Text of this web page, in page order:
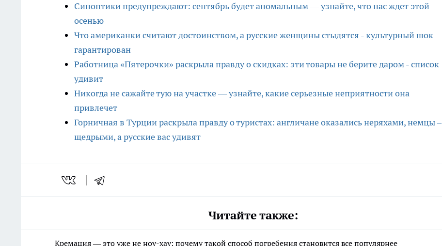
Синоптики предупреждают: сентябрь будет аномальным — узнайте, что нас ждет этой
осенью
Что американки считают достоинством, а русские женщины стыдятся - культурный шок
гарантирован
Работница «Пятерочки» раскрыла правду о скидках: эти товары не берите даром - список
удивит
Никогда не сажайте тую на участке — узнайте, какие серьезные неприятности она
привлечет
Горничная в Турции раскрыла правду о туристах: англичане оказались неряхами, немцы –
щедрыми, а русские вас удивят
Читайте также:
Кремация — это уже не ноу-хау: почему такой способ погребения становится все популярнее